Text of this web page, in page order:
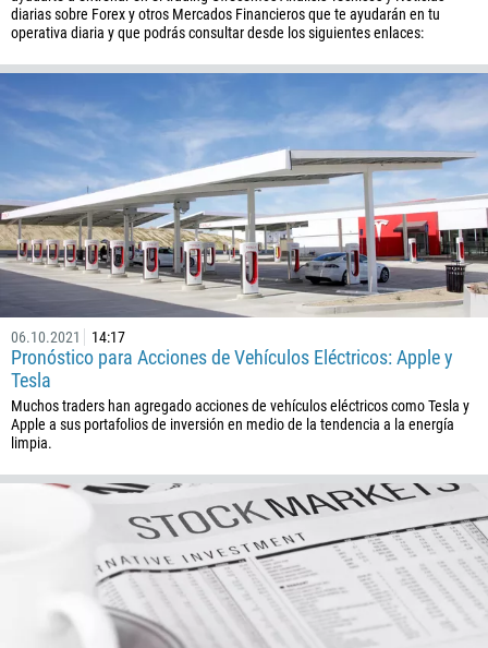
diarias sobre Forex y otros Mercados Financieros que te ayudarán en tu
operativa diaria y que podrás consultar desde los siguientes enlaces:
06.10.2021 14:17
Pronóstico para Acciones de Vehículos Eléctricos: Apple y
Tesla
Muchos traders han agregado acciones de vehículos eléctricos como Tesla y
Apple a sus portafolios de inversión en medio de la tendencia a la energía
limpia.
994
880
1246
375
32
501
229
1441
975
387
55
246
673
359
226